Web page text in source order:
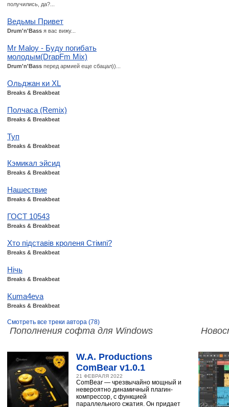
получились, да?...
Ведьмы Привет
Drum'n'Bass я вас вижу...
Mr Maloy - Буду погибать
молодым(DrapFm Mix)
Drum'n'Bass перед армией еще сбацал))...
Ольджан ки XL
Breaks & Breakbeat
Полчаса (Remix)
Breaks & Breakbeat
Туп
Breaks & Breakbeat
Кэмикал эйсид
Breaks & Breakbeat
Нашествие
Breaks & Breakbeat
ГОСТ 10543
Breaks & Breakbeat
Хто підставів кроленя Стімпі?
Breaks & Breakbeat
Нічь
Breaks & Breakbeat
Kuma4eva
Breaks & Breakbeat
Смотреть все треки автора (78)
Пополнения софта для Windows
W.A. Productions
ComBear v1.0.1
21 ФЕВРАЛЯ 2022
ComBear — чрезвычайно мощный и
невероятно динамичный плагин-
компрессор, с функцией
параллельного сжатия. Он придает